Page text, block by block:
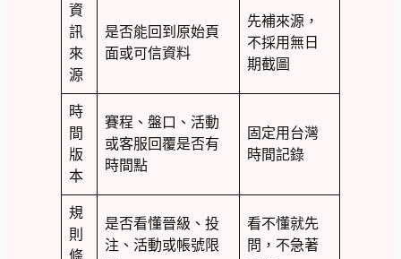
資
訊
來
源
是否能回到原始頁
面或可信資料
先補來源，
不採用無日
期截圖
時
間
版
本
賽程、盤口、活動
或客服回覆是否有
時間點
固定用台灣
時間記錄
規
則
是否看懂晉級、投
注、活動或帳號限
看不懂就先
問，不急著